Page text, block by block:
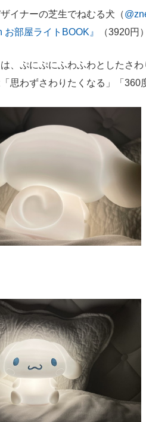
イナーの芝生でねむる犬（
部屋ライトBOOK』
（3920円
、ぷにぷにふわふわとしたさ
思わずさわりたくなる」「360